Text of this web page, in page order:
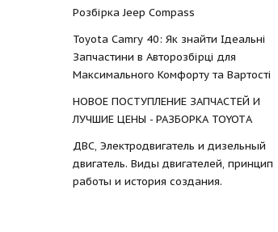
Розбірка Jeep Compass
Toyota Camry 40: Як знайти Ідеальні
Запчастини в Авторозбірці для
Максимального Комфорту та Вартості
НОВОЕ ПОСТУПЛЕНИЕ ЗАПЧАСТЕЙ И
ЛУЧШИЕ ЦЕНЫ - РАЗБОРКА TOYOTА
ДВС, Электродвигатель и дизельный
двигатель. Виды двигателей, принцип
работы и история создания.